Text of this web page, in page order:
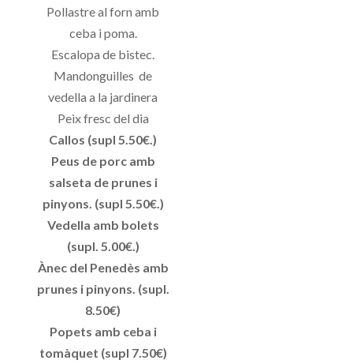
Pollastre al forn amb
ceba i poma.
Escalopa de bistec.
Mandonguilles de
vedella a la jardinera
Peix fresc del dia
Callos (supl 5.50€.)
Peus de porc amb
salseta de prunes i
pinyons. (supl 5.50€.)
Vedella amb bolets
(supl. 5.00€.)
Ànec del Penedès amb
prunes i pinyons. (supl.
8.50€)
Popets amb ceba i
tomàquet (supl 7.50€)